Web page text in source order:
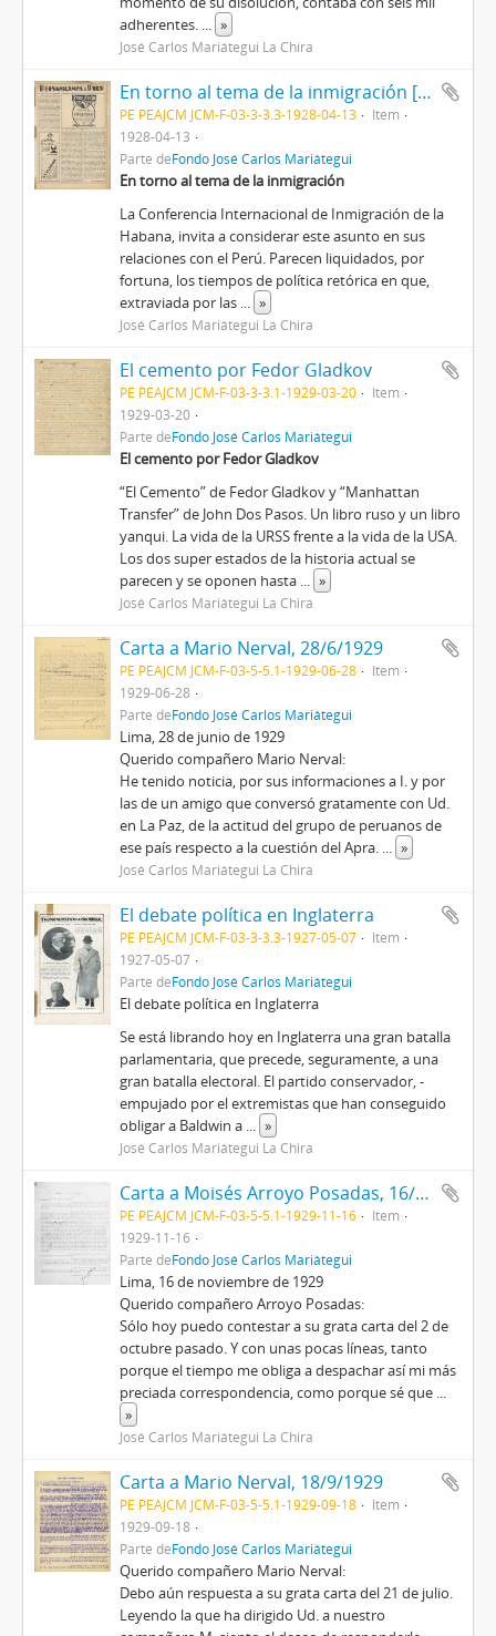
adherentes. ... »
José Carlos Mariátegui La Chira
En torno al tema de la inmigración [Artículo]
PE PEAJCM JCM-F-03-3-3.3-1928-04-13
Item
1928-04-13
Parte deFondo José Carlos Mariátegui
En torno al tema de la inmigración
La Conferencia Internacional de Inmigración de la
Habana, invita a considerar este asunto en sus
relaciones con el Perú. Parecen liquidados, por
fortuna, los tiempos de política retórica en que,
extraviada por las ... »
José Carlos Mariátegui La Chira
El cemento por Fedor Gladkov
PE PEAJCM JCM-F-03-3-3.1-1929-03-20
Item
1929-03-20
Parte deFondo José Carlos Mariátegui
El cemento por Fedor Gladkov
“El Cemento” de Fedor Gladkov y “Manhattan
Transfer” de John Dos Pasos. Un libro ruso y un libro
yanqui. La vida de la URSS frente a la vida de la USA.
Los dos super estados de la historia actual se
parecen y se oponen hasta ... »
José Carlos Mariátegui La Chira
Carta a Mario Nerval, 28/6/1929
PE PEAJCM JCM-F-03-5-5.1-1929-06-28
Item
1929-06-28
Parte deFondo José Carlos Mariátegui
Lima, 28 de junio de 1929
Querido compañero Mario Nerval:
He tenido noticia, por sus informaciones a I. y por
las de un amigo que conversó gratamente con Ud.
en La Paz, de la actitud del grupo de peruanos de
ese país respecto a la cuestión del Apra. ... »
José Carlos Mariátegui La Chira
El debate política en Inglaterra
PE PEAJCM JCM-F-03-3-3.3-1927-05-07
Item
1927-05-07
Parte deFondo José Carlos Mariátegui
El debate política en Inglaterra
Se está librando hoy en Inglaterra una gran batalla
parlamentaria, que precede, seguramente, a una
gran batalla electoral. El partido conservador, -
empujado por el extremistas que han conseguido
obligar a Baldwin a ... »
José Carlos Mariátegui La Chira
Carta a Moisés Arroyo Posadas, 16/11/1929
PE PEAJCM JCM-F-03-5-5.1-1929-11-16
Item
1929-11-16
Parte deFondo José Carlos Mariátegui
Lima, 16 de noviembre de 1929
Querido compañero Arroyo Posadas:
Sólo hoy puedo contestar a su grata carta del 2 de
octubre pasado. Y con unas pocas líneas, tanto
porque el tiempo me obliga a despachar así mi más
preciada correspondencia, como porque sé que ...
»
José Carlos Mariátegui La Chira
Carta a Mario Nerval, 18/9/1929
PE PEAJCM JCM-F-03-5-5.1-1929-09-18
Item
1929-09-18
Parte deFondo José Carlos Mariátegui
Querido compañero Mario Nerval:
Debo aún respuesta a su grata carta del 21 de julio.
Leyendo la que ha dirigido Ud. a nuestro